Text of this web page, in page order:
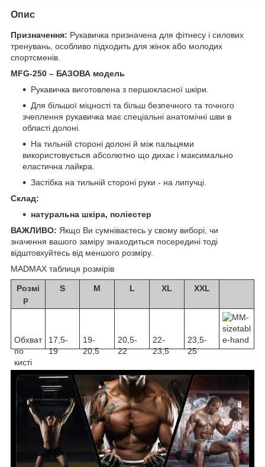
Опис
Призначення: Рукавичка призначена для фітнесу і силових
тренувань, особливо підходить для жінок або молодих
спортсменів.
MFG-250 – БАЗОВА модель
Рукавичка виготовлена з першокласної шкіри.
Для більшої міцності та більш безпечного та точного
зчеплення рукавичка має спеціальні анатомічні шви в
області долоні.
На тильній стороні долоні й між пальцями
використовується абсолютно що дихає і максимально
еластична лайкра.
Застібка на тильній стороні руки - на липучці.
Склад:
натуральна шкіра, поліестер
ВАЖЛИВО: Якщо Ви сумніваєтесь у свому виборі, чи
значення вашого заміру знаходиться посередині тоді
відштовхуйтесь від меншого розміру.
MADMAX таблиця розмірів
Розмі
р
S M L XL XXL
Обхват
по
кисті
17,5-
19
19-
20,5
20,5-
22
22-
23,5
23,5-
25